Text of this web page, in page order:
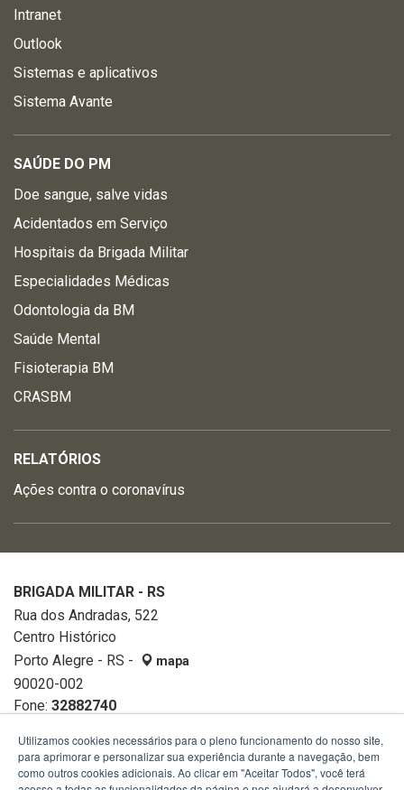
Intranet
Outlook
Sistemas e aplicativos
Sistema Avante
SAÚDE DO PM
Doe sangue, salve vidas
Acidentados em Serviço
Hospitais da Brigada Militar
Especialidades Médicas
Odontologia da BM
Saúde Mental
Fisioterapia BM
CRASBM
RELATÓRIOS
Ações contra o coronavírus
BRIGADA MILITAR - RS
Rua dos Andradas, 522
Centro Histórico
Porto Alegre - RS -
mapa
90020-002
Fone: 32882740
Utilizamos cookies necessários para o pleno funcionamento do nosso site,
para aprimorar e personalizar sua experiência durante a navegação, bem
como outros cookies adicionais. Ao clicar em "Aceitar Todos", você terá